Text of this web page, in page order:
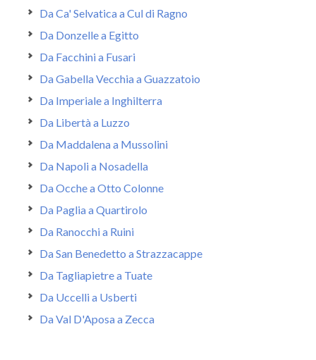
Da Ca' Selvatica a Cul di Ragno
Da Donzelle a Egitto
Da Facchini a Fusari
Da Gabella Vecchia a Guazzatoio
Da Imperiale a Inghilterra
Da Libertà a Luzzo
Da Maddalena a Mussolini
Da Napoli a Nosadella
Da Ocche a Otto Colonne
Da Paglia a Quartirolo
Da Ranocchi a Ruini
Da San Benedetto a Strazzacappe
Da Tagliapietre a Tuate
Da Uccelli a Usberti
Da Val D'Aposa a Zecca